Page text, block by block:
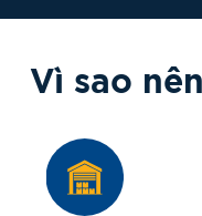
Vì sao